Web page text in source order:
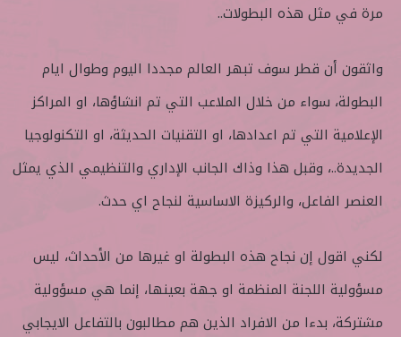
مرة في مثل هذه البطولات..
واثقون أن قطر سوف تبهر العالم مجددا اليوم وطوال ايام
البطولة، سواء من خلال الملاعب التي تم انشاؤها، او المراكز
الإعلامية التي تم اعدادها، او التقنيات الحديثة، او التكنولوجيا
الجديدة..، وقبل هذا وذاك الجانب الإداري والتنظيمي الذي يمثل
العنصر الفاعل، والركيزة الاساسية لنجاح اي حدث.
لكني اقول إن نجاح هذه البطولة او غيرها من الأحداث، ليس
مسؤولية اللجنة المنظمة او جهة بعينها، إنما هي مسؤولية
مشتركة، بدءا من الافراد الذين هم مطالبون بالتفاعل الايجابي